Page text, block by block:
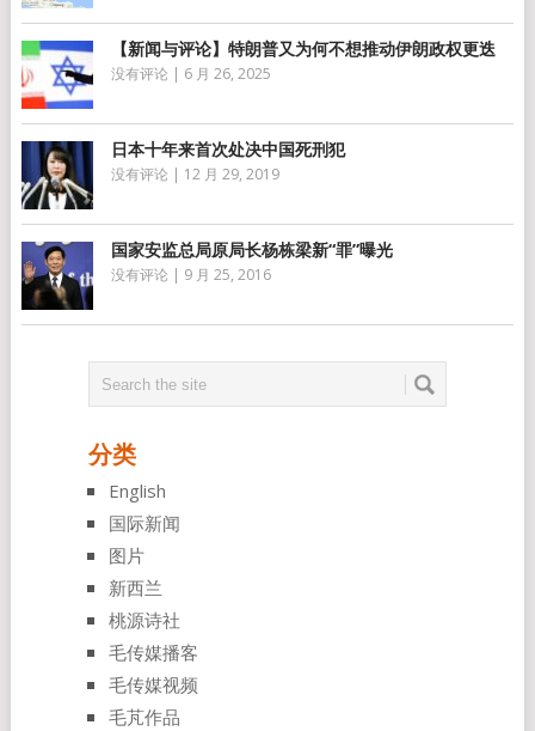
【新闻与评论】特朗普又为何不想推动伊朗政权更迭
没有评论 | 6 月 26, 2025
日本十年来首次处决中国死刑犯
没有评论 | 12 月 29, 2019
国家安监总局原局长杨栋梁新“罪”曝光
没有评论 | 9 月 25, 2016
分类
English
国际新闻
图片
新西兰
桃源诗社
毛传媒播客
毛传媒视频
毛芃作品